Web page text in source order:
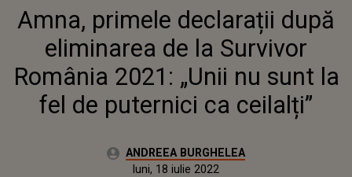
DUPĂ ELIMINAREA DE LA
SURVIVOR ROMÂNIA 2021: „UNII
NU SUNT LA FEL DE PUTERNICI
CA CEILALȚI”
Amna, primele declarații după
eliminarea de la Survivor
România 2021: „Unii nu sunt la
fel de puternici ca ceilalți”
Autor:ANDREEA BURGHELEA
Actualizat:
luni, 18 iulie 2022